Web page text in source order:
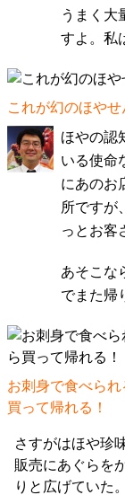
うまく大
すよ。私
これが幻のほやせ
ほやの認
いる使命
にあのお
所ですが
っとお客
あそこな
でまた帰
お刺身で食べら
買って帰れる！
さすがはほや珍
販売にあぐらを
りと広げていた。